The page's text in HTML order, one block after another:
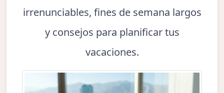
irrenunciables, fines de semana largos
y consejos para planificar tus
vacaciones.